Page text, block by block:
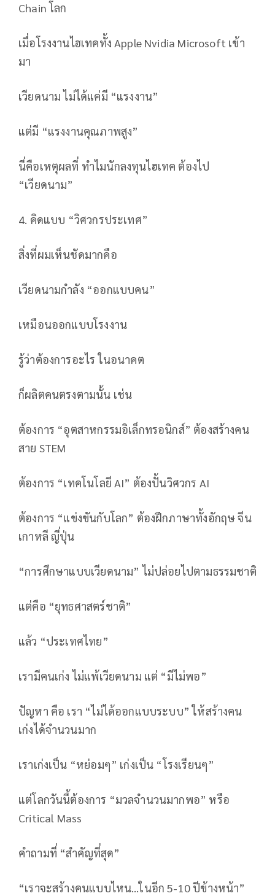
Chain โลก
เมื่อโรงงานไฮเทคทั้ง Apple Nvidia Microsoft เข้า
มา
เวียดนาม ไม่ได้แค่มี “แรงงาน”
แต่มี “แรงงานคุณภาพสูง”
นี่คือเหตุผลที่ ทำไมนักลงทุนไฮเทค ต้องไป
“เวียดนาม”
4. คิดแบบ “วิศวกรประเทศ”
สิ่งที่ผมเห็นชัดมากคือ
เวียดนามกำลัง “ออกแบบคน”
เหมือนออกแบบโรงงาน
รู้ว่าต้องการอะไร ในอนาคต
ก็ผลิตคนตรงตามนั้น เช่น
ต้องการ “อุตสาหกรรมอิเล็กทรอนิกส์” ต้องสร้างคน
สาย STEM
ต้องการ “เทคโนโลยี AI” ต้องปั้นวิศวกร AI
ต้องการ “แข่งขันกับโลก” ต้องฝึกภาษาทั้งอักฤษ จีน
เกาหลี ญี่ปุ่น
“การศึกษาแบบเวียดนาม” ไม่ปล่อยไปตามธรรมชาติ
แต่คือ “ยุทธศาสตร์ชาติ”
แล้ว “ประเทศไทย”
เรามีคนเก่ง ไม่แพ้เวียดนาม แต่ “มีไม่พอ”
ปัญหา คือ เรา “ไม่ได้ออกแบบระบบ” ให้สร้างคน
เก่งได้จำนวนมาก
เราเก่งเป็น “หย่อมๆ” เก่งเป็น “โรงเรียนๆ”
แต่โลกวันนี้ต้องการ “มวลจำนวนมากพอ” หรือ
Critical Mass
คำถามที่ “สำคัญที่สุด”
“เราจะสร้างคนแบบไหน…ในอีก 5-10 ปีข้างหน้า”